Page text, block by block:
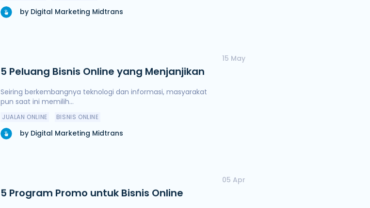
by Digital Marketing Midtrans
15 May
5 Peluang Bisnis Online yang Menjanjikan
Seiring berkembangnya teknologi dan informasi, masyarakat
pun saat ini memilih...
JUALAN ONLINE BISNIS ONLINE
by Digital Marketing Midtrans
05 Apr
5 Program Promo untuk Bisnis Online